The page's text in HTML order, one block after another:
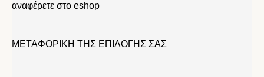
αναφέρετε στο eshop
ΜΕΤΑΦΟΡΙΚΗ ΤΗΣ ΕΠΙΛΟΓΗΣ ΣΑΣ